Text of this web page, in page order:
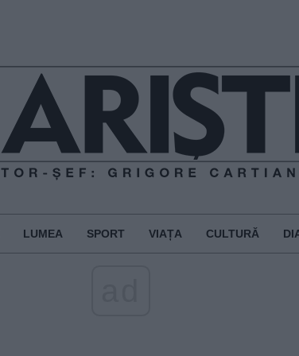
LUMEA SPORT VIAȚA CULTURĂ